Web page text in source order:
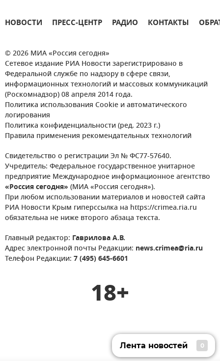
НОВОСТИ ПРЕСС-ЦЕНТР РАДИО КОНТАКТЫ
© 2026 МИА «Россия сегодня»
Сетевое издание РИА Новости зарегистрировано в
Федеральной службе по надзору в сфере связи,
информационных технологий и массовых коммуникаций
(Роскомнадзор) 08 апреля 2014 года.
Политика использования Cookie и автоматического
логирования
Политика конфиденциальности (ред. 2023 г.)
Правила применения рекомендательных технологий
Свидетельство о регистрации Эл № ФС77-57640.
Учредитель: Федеральное государственное унитарное
предприятие Международное информационное агентство
«Россия сегодня» (МИА «Россия сегодня»).
При любом использовании материалов и новостей сайта
РИА Новости Крым гиперссылка на https://crimea.ria.ru
обязательна не ниже второго абзаца текста.
Главный редактор: Гаврилова А.В.
Адрес электронной почты Редакции: news.crimea@ria.ru
Телефон Редакции: 7 (495) 645-6601
18+
Лента новостей 0